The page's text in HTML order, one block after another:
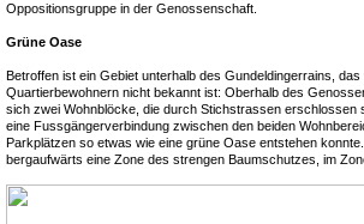
Oppositionsgruppe in der Genossenschaft.
Grüne Oase
Betroffen ist ein Gebiet unterhalb des Gundeldingerrains,
Quartierbewohnern nicht bekannt ist: Oberhalb des
sich zwei Wohnblöcke, die durch Stichstrassen erschlossen
eine Fussgängerverbindung zwischen den beiden
Parkplätzen so etwas wie eine grüne Oase entstehen
bergaufwärts eine Zone des strengen Baumschutzes, im